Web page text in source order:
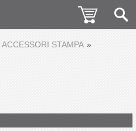
ACCESSORI STAMPA